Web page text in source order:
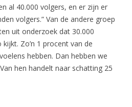
al 40.000 volgers, en er zijn er
volgers.” Van de andere groep
uit onderzoek dat 30.000
Zo’n 1 procent van de
hebben. Dan hebben we
hen handelt naar schatting 25